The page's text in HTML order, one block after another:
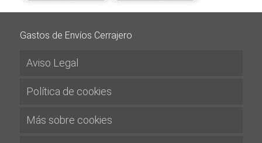
Gastos de Envíos Cerrajero
Aviso Legal
Política de cookies
Más sobre cookies